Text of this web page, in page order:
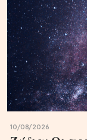
10/08/2026